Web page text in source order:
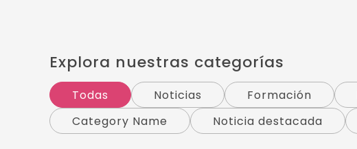
Explora nuestras categorías
Todas Noticias Formación
Category Name
Noticia destacada